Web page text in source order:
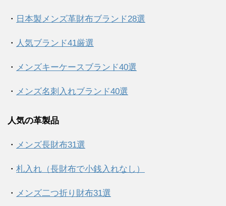
・ 日本製メンズ革財布ブランド28選
・ 人気ブランド41厳選
・ メンズキーケースブランド40選
・ メンズ名刺入れブランド40選
人気の革製品
・ メンズ長財布31選
・ 札入れ（長財布で小銭入れなし）
・ メンズ二つ折り財布31選